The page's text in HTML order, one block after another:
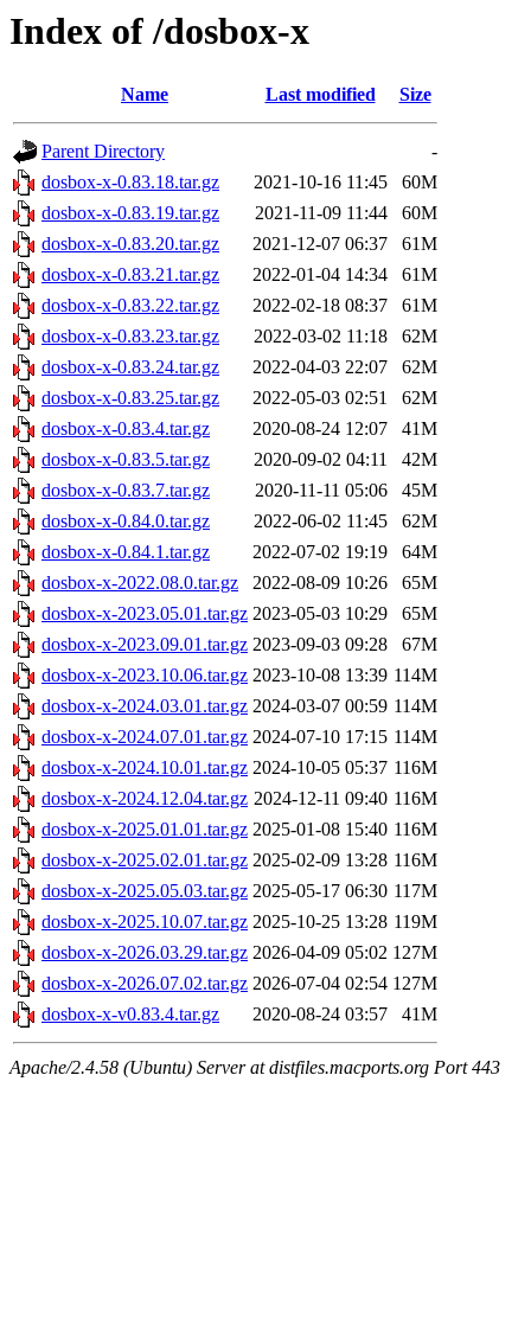
Index of /dosbox-x
Name Last modified Size
Parent Directory
-
dosbox-x-0.83.18.tar.gz
2021-10-16 11:45
60M
dosbox-x-0.83.19.tar.gz
2021-11-09 11:44
60M
dosbox-x-0.83.20.tar.gz
2021-12-07 06:37
61M
dosbox-x-0.83.21.tar.gz
2022-01-04 14:34
61M
dosbox-x-0.83.22.tar.gz
2022-02-18 08:37
61M
dosbox-x-0.83.23.tar.gz
2022-03-02 11:18
62M
dosbox-x-0.83.24.tar.gz
2022-04-03 22:07
62M
dosbox-x-0.83.25.tar.gz
2022-05-03 02:51
62M
dosbox-x-0.83.4.tar.gz
2020-08-24 12:07
41M
dosbox-x-0.83.5.tar.gz
2020-09-02 04:11
42M
dosbox-x-0.83.7.tar.gz
2020-11-11 05:06
45M
dosbox-x-0.84.0.tar.gz
2022-06-02 11:45
62M
dosbox-x-0.84.1.tar.gz
2022-07-02 19:19
64M
dosbox-x-2022.08.0.tar.gz
2022-08-09 10:26
65M
dosbox-x-2023.05.01.tar.gz 2023-05-03 10:29
65M
dosbox-x-2023.09.01.tar.gz 2023-09-03 09:28
67M
dosbox-x-2023.10.06.tar.gz 2023-10-08 13:39 114M
dosbox-x-2024.03.01.tar.gz 2024-03-07 00:59 114M
dosbox-x-2024.07.01.tar.gz 2024-07-10 17:15 114M
dosbox-x-2024.10.01.tar.gz 2024-10-05 05:37 116M
dosbox-x-2024.12.04.tar.gz 2024-12-11 09:40 116M
dosbox-x-2025.01.01.tar.gz 2025-01-08 15:40 116M
dosbox-x-2025.02.01.tar.gz 2025-02-09 13:28 116M
dosbox-x-2025.05.03.tar.gz 2025-05-17 06:30 117M
dosbox-x-2025.10.07.tar.gz 2025-10-25 13:28 119M
dosbox-x-2026.03.29.tar.gz 2026-04-09 05:02 127M
dosbox-x-2026.07.02.tar.gz 2026-07-04 02:54 127M
dosbox-x-v0.83.4.tar.gz
2020-08-24 03:57 41M
Apache/2.4.58 (Ubuntu) Server at distfiles.macports.org Port 443